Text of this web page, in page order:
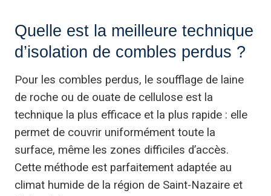
Quelle est la meilleure technique
d’isolation de combles perdus ?
Pour les combles perdus, le soufflage de laine
de roche ou de ouate de cellulose est la
technique la plus efficace et la plus rapide : elle
permet de couvrir uniformément toute la
surface, même les zones difficiles d’accès.
Cette méthode est parfaitement adaptée au
climat humide de la région de Saint-Nazaire et